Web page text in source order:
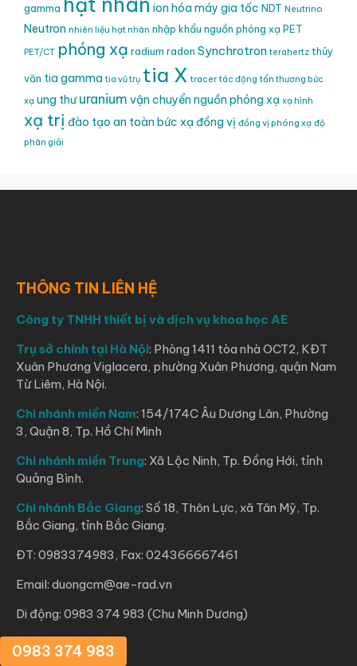
gamma ion hóa máy gia tốc NDT Neutrino
Neutron nhiên liệu hạt nhân nhập khẩu nguồn phóng xạ PET
PET/CT phóng xạ radium radon Synchrotron terahertz thủy
văn tia gamma tia vũ trụ tia X tracer tác động tổn thương bức
xạ ung thư uranium vận chuyển nguồn phóng xạ xạ hình
xạ trị đào tạo an toàn bức xạ đồng vị đồng vị phóng xạ độ
phân giải
THÔNG TIN LIÊN HỆ
Công ty TNHH thiết bị và dịch vụ khoa học AE
Trụ sở chính tại Hà Nội: Phòng 1411 tòa nhà OCT2, KĐT
Xuân Phương Viglacera, phường Xuân Phương, quận Nam
Từ Liêm, Hà Nội.
Chi nhánh miền Nam: 154/174C Âu Dương Lân, Phường
3, Quận 8, Tp. Hồ Chí Minh
Chi nhánh miền Trung: Xã Lộc Ninh, Tp. Đồng Hới, tỉnh
Quảng Bình.
Chi nhánh Bắc Giang: Số 18, Thôn Lực, xã Tân Mỹ, Tp.
Bắc Giang, tỉnh Bắc Giang.
ĐT: 0983374983, Fax: 024366667461
Email: duongcm@ae-rad.vn
Di động: 0983 374 983 (Chu Minh Dương)
0983 374 983